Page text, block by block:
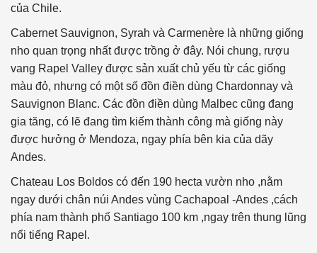
của Chile.
Cabernet Sauvignon, Syrah và Carmenère là những giống
nho quan trọng nhất được trồng ở đây. Nói chung, rượu
vang Rapel Valley được sản xuất chủ yếu từ các giống
màu đỏ, nhưng có một số đồn điền dùng Chardonnay và
Sauvignon Blanc. Các đồn điền dùng Malbec cũng đang
gia tăng, có lẽ đang tìm kiếm thành công mà giống này
được hưởng ở Mendoza, ngay phía bên kia của dãy
Andes.
Chateau Los Boldos có đến 190 hecta vườn nho ,nằm
ngay dưới chân núi Andes vùng Cachapoal -Andes ,cách
phía nam thành phố Santiago 100 km ,ngay trên thung lũng
nổi tiếng Rapel.